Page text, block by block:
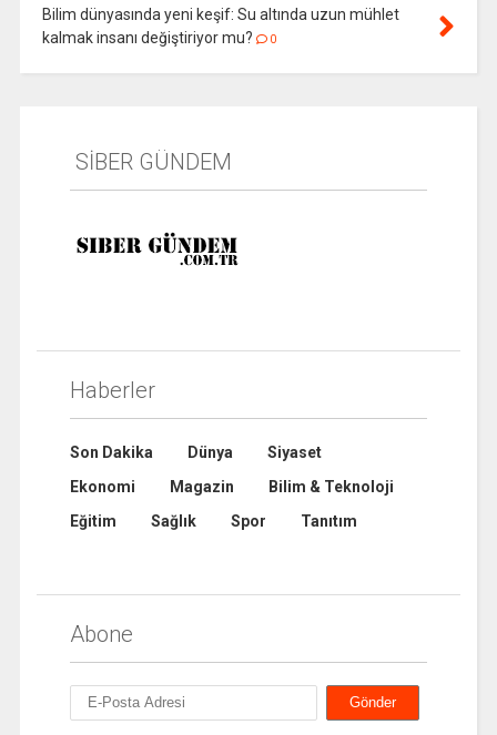
Bilim dünyasında yeni keşif: Su altında uzun mühlet
kalmak insanı değiştiriyor mu?
0
SİBER GÜNDEM
Haberler
Son Dakika Dünya
Siyaset
Ekonomi
Magazin
Bilim & Teknoloji
Eğitim
Sağlık Spor Tanıtım
Abone